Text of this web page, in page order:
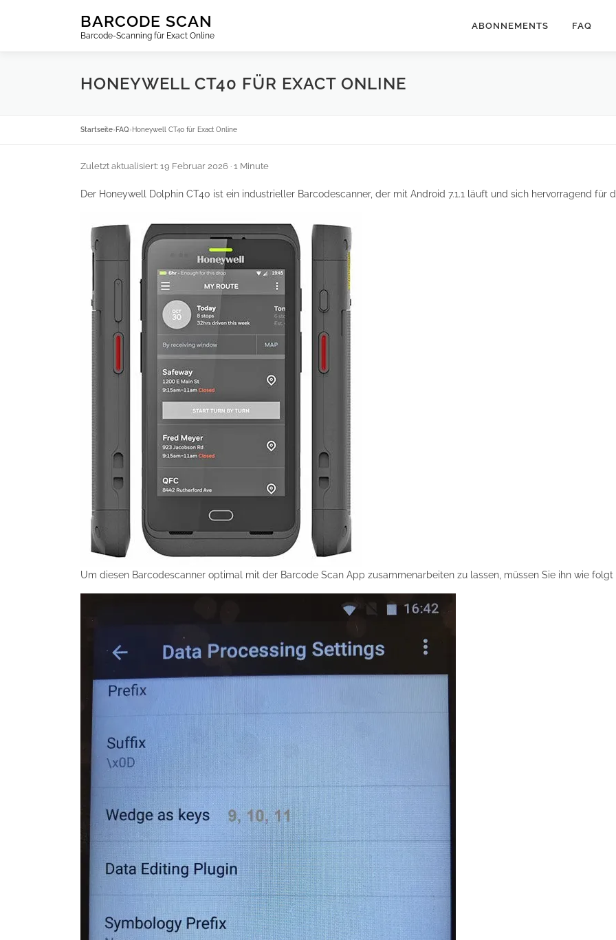
BARCODE SCAN
Barcode-Scanning für Exact Online
ABONNEMENTS FAQ
HONEYWELL CT40 FÜR EXACT ONLINE
Startseite› FAQ›Honeywell CT40 für Exact Online
Zuletzt aktualisiert: 19 Februar 2026 · 1 Minute
Der Honeywell Dolphin CT40 ist ein industrieller Barcodescanner, der mit Android 7.1.1 läuft und sich hervorragend
Um diesen Barcodescanner optimal mit der Barcode Scan App zusammenarbeiten zu lassen, müssen Sie ihn wie folgt